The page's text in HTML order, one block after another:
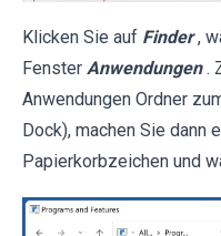
Klicken Sie auf Finder ,
Fenster Anwendungen .
Anwendungen Ordner
Dock), machen Sie dann
Papierkorbzeichen und